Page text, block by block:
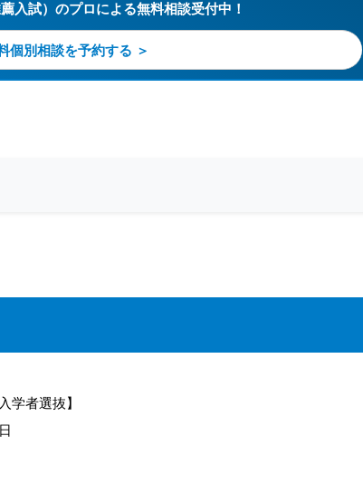
入試）のプロによる無料相談受付中！
個別相談を予約する ＞
学者選抜】